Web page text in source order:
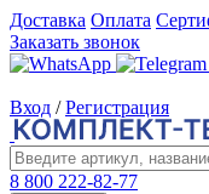
Доставка Оплата
Заказать звонок
Вход / Регистрация
8 800 222-82-77